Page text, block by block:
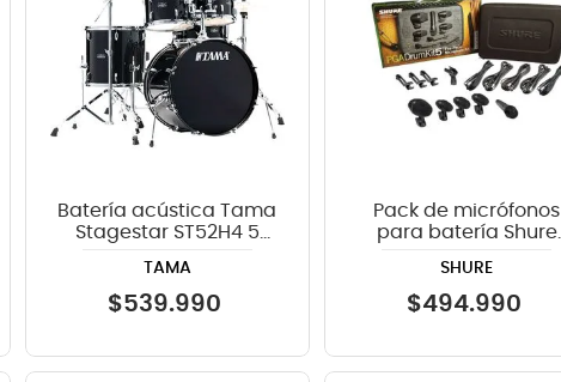
Batería acústica Tama
Stagestar ST52H4 5
Sparkle
TAMA
$539.990
Pack de micrófonos
para batería Shure
SHURE
$494.990